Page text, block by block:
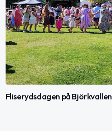
Fliserydsdagen på Björkvallen